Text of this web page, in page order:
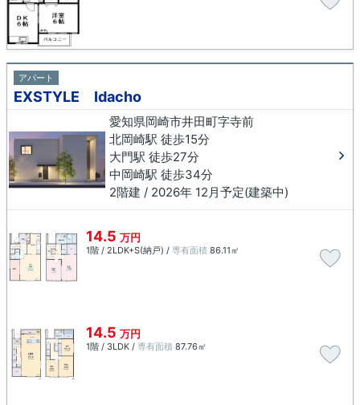
アパート
EXSTYLE Idacho
愛知県岡崎市井田町字寺前
北岡崎駅 徒歩15分
大門駅 徒歩27分
中岡崎駅 徒歩34分
2階建 / 2026年 12月予定(建築中)
14.5 万円
1階 / 2LDK+S(納戸) / 専有面積 86.11㎡
14.5 万円
1階 / 3LDK / 専有面積 87.76㎡